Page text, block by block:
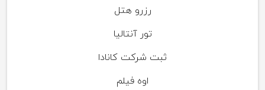
رزرو هتل
تور آنتالیا
ثبت شرکت کانادا
اوه فیلم